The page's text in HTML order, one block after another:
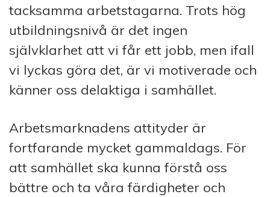
tacksamma arbetstagarna. Trots hög
utbildningsnivå är det ingen
självklarhet att vi får ett jobb, men ifall
vi lyckas göra det, är vi motiverade och
känner oss delaktiga i samhället.
Arbetsmarknadens attityder är
fortfarande mycket gammaldags. För
att samhället ska kunna förstå oss
bättre och ta våra färdigheter och